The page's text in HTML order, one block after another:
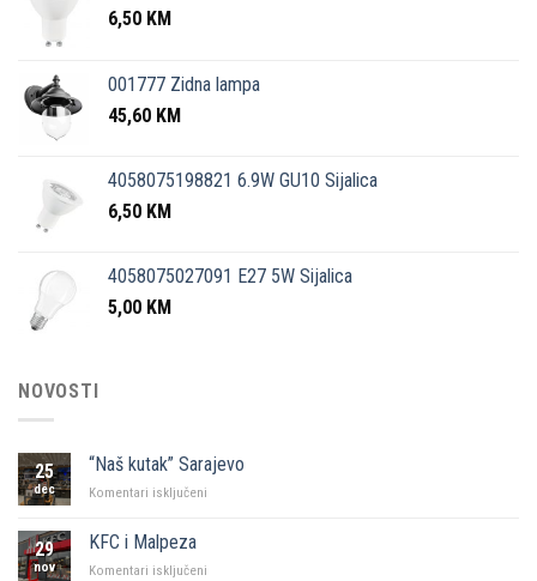
6,50 KM
001777 Zidna lampa
45,60 KM
4058075198821 6.9W GU10 Sijalica
6,50 KM
4058075027091 E27 5W Sijalica
5,00 KM
NOVOSTI
25
dec
“Naš kutak” Sarajevo
Komentari isključeni
29
nov
KFC i Malpeza
Komentari isključeni